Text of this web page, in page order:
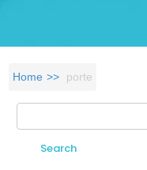
Home porte
Search form